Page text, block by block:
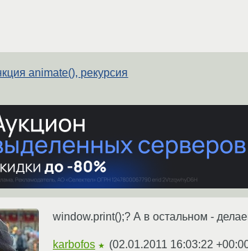
animate(), рекурсия
window.print();? А в остальном -
karbofos ★ (02.01.2011 16:03:22